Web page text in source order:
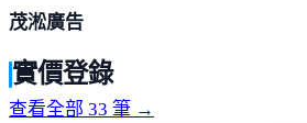
茂淞廣告
實價登錄
查看全部 33 筆 →